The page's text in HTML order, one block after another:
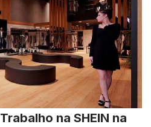
na SHEIN na